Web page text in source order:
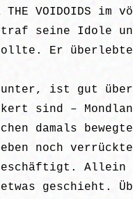
VOIDOIDS im
traf seine Idole
Er
ist gut
sind –
damals
eben noch
Allein
geschieht.